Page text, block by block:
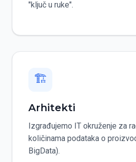
"ključ u ruke".
🏗
Arhitekti
Izgrađujemo IT okruženje za
količinama podataka o
BigData).